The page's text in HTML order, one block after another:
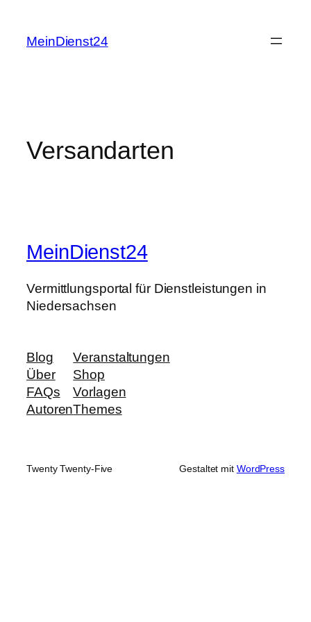
springen
MeinDienst24
Versandarten
MeinDienst24
Vermittlungsportal für Dienstleistungen in
Niedersachsen
Blog
Über
FAQs
Autoren
Veranstaltungen
Shop
Vorlagen
Themes
Twenty Twenty-Five Gestaltet mit WordPress